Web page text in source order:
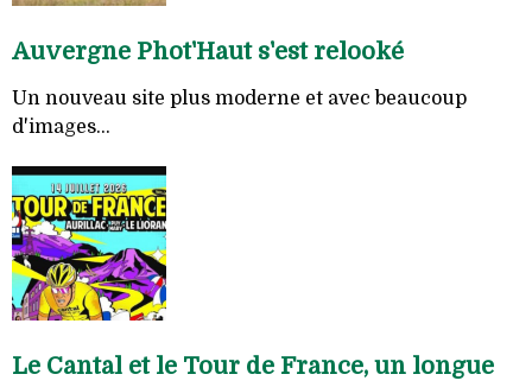
Auvergne Phot'Haut s'est relooké
Un nouveau site plus moderne et avec beaucoup
d'images...
Le Cantal et le Tour de France, un longue